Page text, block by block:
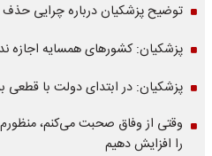
توضیح پزشکیان درباره چرایی حذف
پزشکیان: کشورهای همسایه اجازه
پزشکیان: در ابتدای دولت با قطعی
وقتی از وفاق صحبت می‌کنم، منظورم
را افزایش دهیم